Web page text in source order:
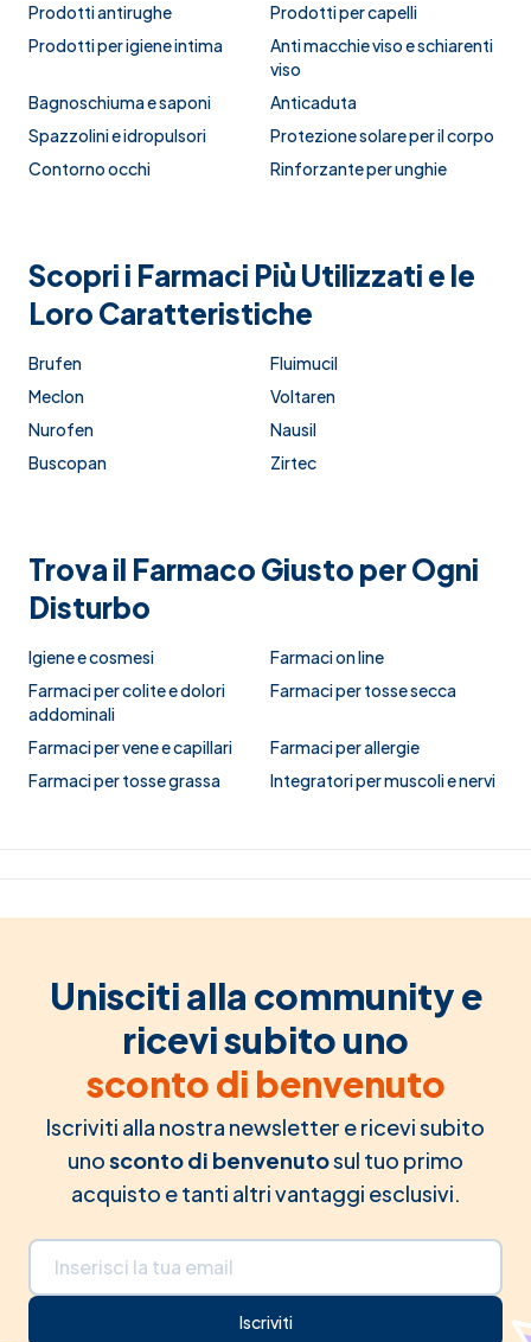
Prodotti antirughe
Prodotti per capelli
Prodotti per igiene intima
Anti macchie viso e schiarenti
viso
Bagnoschiuma e saponi
Anticaduta
Spazzolini e idropulsori
Protezione solare per il corpo
Contorno occhi
Rinforzante per unghie
Scopri i Farmaci Più Utilizzati e le
Loro Caratteristiche
Brufen
Fluimucil
Meclon
Voltaren
Nurofen
Nausil
Buscopan
Zirtec
Trova il Farmaco Giusto per Ogni
Disturbo
Igiene e cosmesi
Farmaci on line
Farmaci per colite e dolori
addominali
Farmaci per tosse secca
Farmaci per vene e capillari
Farmaci per allergie
Farmaci per tosse grassa
Integratori per muscoli e nervi
Unisciti alla community e
ricevi subito uno
sconto di benvenuto
Iscriviti alla nostra newsletter e ricevi subito
unosconto di benvenutosul tuo primo
acquisto e tanti altri vantaggi esclusivi.
Indirizzo email
Iscriviti